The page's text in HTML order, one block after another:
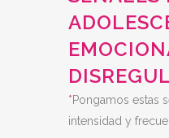
*Pongamos estas
intensidad y